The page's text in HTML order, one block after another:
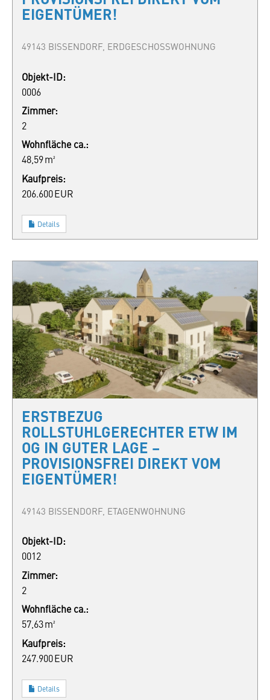
EIGENTÜMER!
49143 BISSENDORF, ERDGESCHOSSWOHNUNG
Objekt-ID:
0006
Zimmer:
2
Wohnfläche ca.:
48,59 m²
Kaufpreis:
206.600 EUR
Details
ERSTBEZUG
ROLLSTUHLGERECHTER ETW IM
OG IN GUTER LAGE –
PROVISIONSFREI DIREKT VOM
EIGENTÜMER!
49143 BISSENDORF, ETAGENWOHNUNG
Objekt-ID:
0012
Zimmer:
2
Wohnfläche ca.:
57,63 m²
Kaufpreis:
247.900 EUR
Details